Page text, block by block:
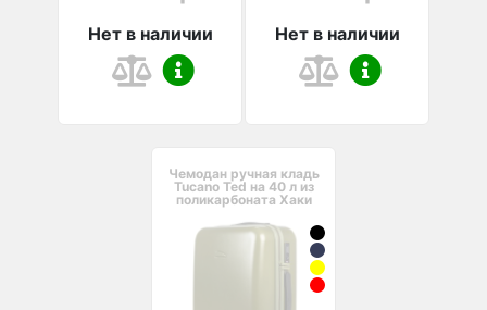
Нет в наличии Нет в наличии
Чемодан ручная кладь
Tucano Ted на 40 л из
поликарбоната Хаки